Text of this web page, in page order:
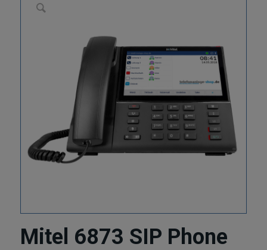
Mitel 6873 SIP Phone